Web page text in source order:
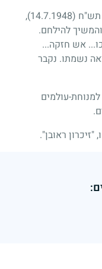
תש"ח (14.7.1948)
,
להילחם.
אש חזקה...
נשמתו. נקבר
עולמים
ראובן".